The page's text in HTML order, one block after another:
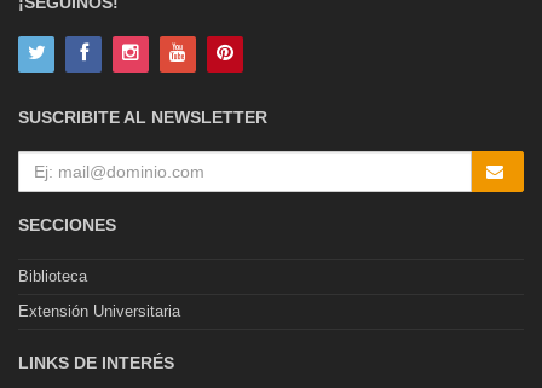
SUSCRIBITE AL NEWSLETTER
SECCIONES
Biblioteca
Extensión Universitaria
LINKS DE INTERÉS